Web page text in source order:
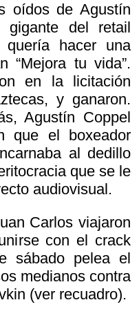
oídos de Agustín
gigante del retail
quería hacer una
“Mejora tu vida”.
en la licitación
y ganaron.
Agustín Coppel
que el boxeador
al dedillo
que se le
audiovisual.
Carlos viajaron
con el crack
sábado pelea el
medianos contra
(ver recuadro).